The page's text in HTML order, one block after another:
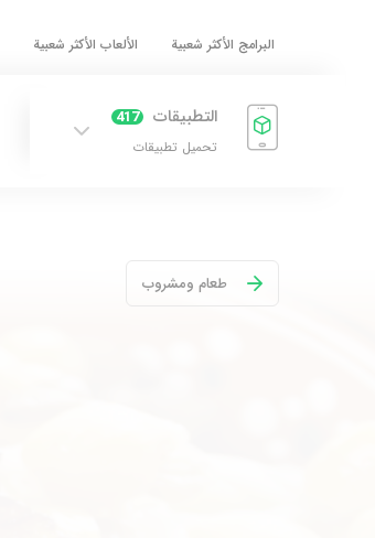
البرامج الأكثر شعبية الألعاب الأكثر شعبية
التطبيقات 417
تحميل تطبيقات
طعام ومشروب